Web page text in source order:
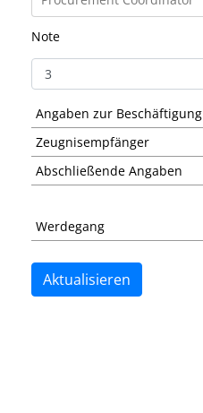
Note
Angaben zur Beschäftigung
Zeugnisempfänger
Abschließende Angaben
Werdegang
Aktualisieren